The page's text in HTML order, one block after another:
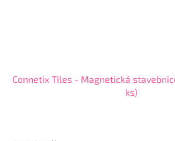
Connetix Tiles - Magnetická
ks)